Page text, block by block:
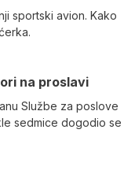
sportski avion. Kako
na proslavi
Službe za poslove
sedmice dogodio se